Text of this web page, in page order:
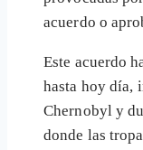
acuerdo o
Este acuerdo
hasta hoy día,
Chernobyl y
donde las